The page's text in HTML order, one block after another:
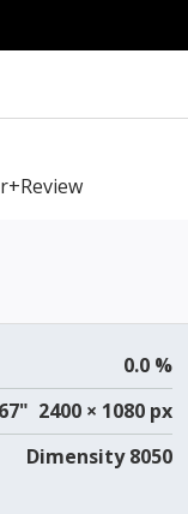
0.0 %
2400 × 1080 px
Dimensity 8050